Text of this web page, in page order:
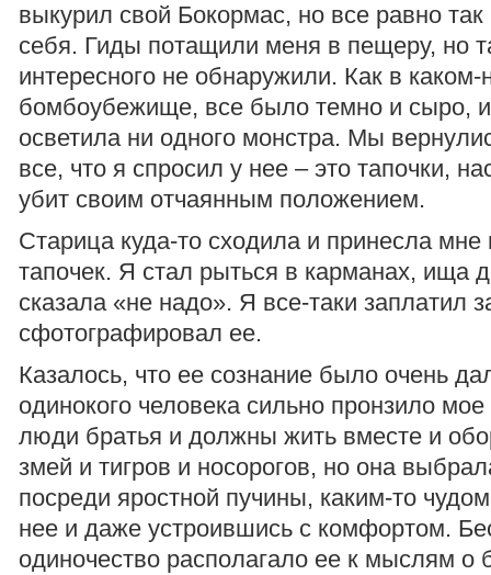
выкурил свой Бокормас, но все равно
себя. Гиды потащили меня в пещеру, но
интересного не обнаружили. Как в каком-
бомбоубежище, все было темно и сыро, и
осветила ни одного монстра. Мы
все, что я спросил у нее – это тапочки,
убит своим отчаянным положением.
Старица куда-то сходила и принесла мне
тапочек. Я стал рыться в карманах, ища
сказала «не надо». Я все-таки заплатил
сфотографировал ее.
Казалось, что ее сознание было очень
одинокого человека сильно пронзило
люди братья и должны жить вместе и
змей и тигров и носорогов, но она
посреди яростной пучины, каким-то
нее и даже устроившись с комфортом.
одиночество располагало ее к мыслям о